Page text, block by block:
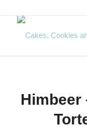
Himbeer